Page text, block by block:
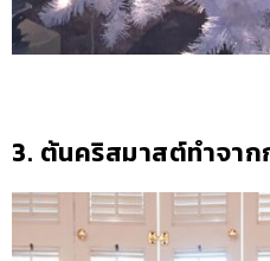
3. ต้นคริสมาสต์ทำจา